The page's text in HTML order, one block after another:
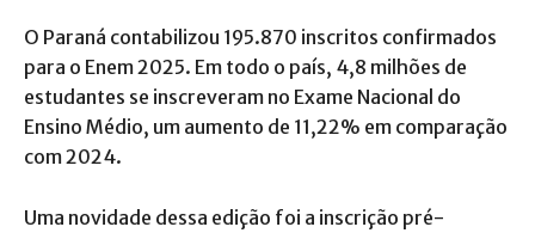
O Paraná contabilizou 195.870 inscritos confirmados
para o Enem 2025. Em todo o país, 4,8 milhões de
estudantes se inscreveram no Exame Nacional do
Ensino Médio, um aumento de 11,22% em comparação
com 2024.
Uma novidade dessa edição foi a inscrição pré-